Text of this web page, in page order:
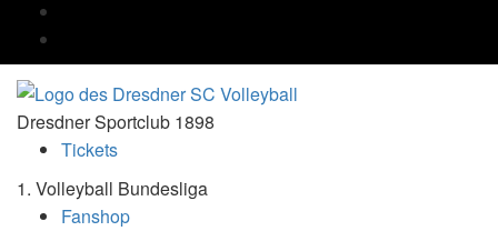
Dresdner Sportclub 1898
Tickets
1. Volleyball Bundesliga
Fanshop